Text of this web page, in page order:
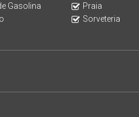
Gasolina
Praia
Sorveteria